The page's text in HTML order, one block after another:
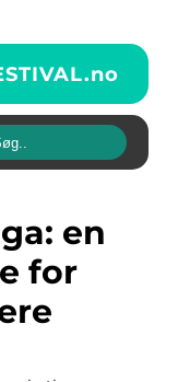
no
for